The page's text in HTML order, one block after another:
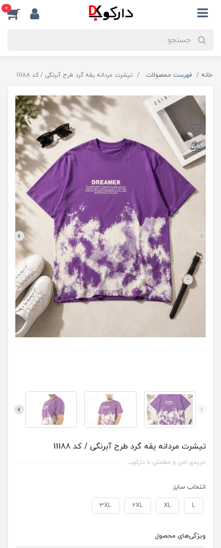
0
خانه فهرست محصولات تیشرت مردانه یقه گرد طرح آبرنگی / کد 11188
تیشرت مردانه یقه گرد طرح آبرنگی / کد 11188
خریدی امن و مطمئن با دارکوبــ
انتخاب سایز:
L
XL
2XL
3XL
ویژگی‌های محصول